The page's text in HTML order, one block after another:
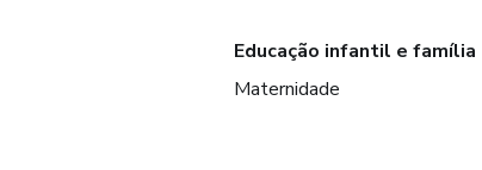
Educação infantil e família
Maternidade